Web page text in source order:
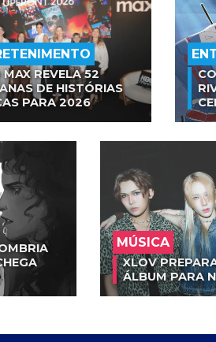
MAX REVELA 52
DE HISTÓRIAS
PARA 2026
MÚSICA
XLOV
ÁLBUM PARA